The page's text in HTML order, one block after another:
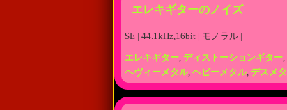
エレキギターのノイズ
SE | 44.1kHz,16bit | モノラル |
エレキギター, ディストーションギター,
ヘヴィーメタル, ヘビーメタル, デスメ